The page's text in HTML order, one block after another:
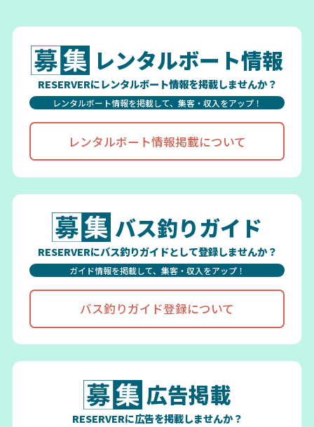
レンタルボート情報
RESERVERにレンタルボート情報を掲載しませんか？
レンタルボート情報を掲載して、集客・収入をアップ！
レンタルボート情報掲載について
バス釣りガイド
RESERVERにバス釣りガイドとして登録しませんか？
ガイド情報を掲載して、集客・収入をアップ！
バス釣りガイド登録について
広告掲載
RESERVERに広告を掲載しませんか？